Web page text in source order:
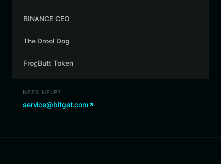
BINANCE CEO
The Drool Dog
FrogButt Token
NEED HELP?
service@bitget.com